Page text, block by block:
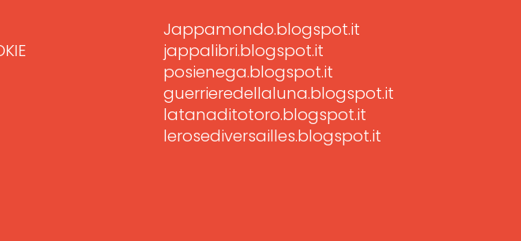
Jappamondo.blogspot.it
jappalibri.blogspot.it
posienega.blogspot.it
guerrieredellaluna.blogspot.it
latanaditotoro.blogspot.it
lerosediversailles.blogspot.it